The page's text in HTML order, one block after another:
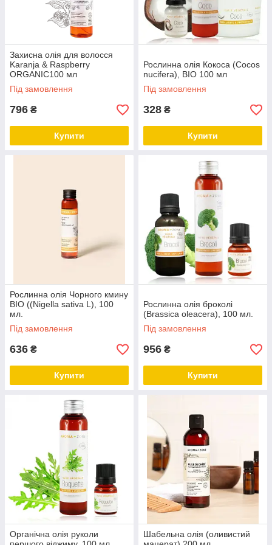
ефірну олію розмарину від випадання волосся, свербіння
тощо. Тощо
Включивши ці природні процедури у свій догляд за волоссям,
ви зможете підтримувати здорове, блискуче та сильне
волосся, поважаючи навколишнє середовище та своє
здоров'я.
Захисна олія для волосся
Karanja & Raspberry
ORGANIC100 мл
Під замовлення
796 ₴
Купити
Рослинна олія Кокоса (Cocos
nucifera), BIO 100 мл
Під замовлення
328 ₴
Купити
Рослинна олія Чорного кмину
BIO ((Nigella sativa L), 100
мл.
Під замовлення
636 ₴
Купити
Рослинна олія броколі
(Brassica oleacera), 100 мл.
Під замовлення
956 ₴
Купити
Органічна олія руколи
Шабельна олія (оливистий